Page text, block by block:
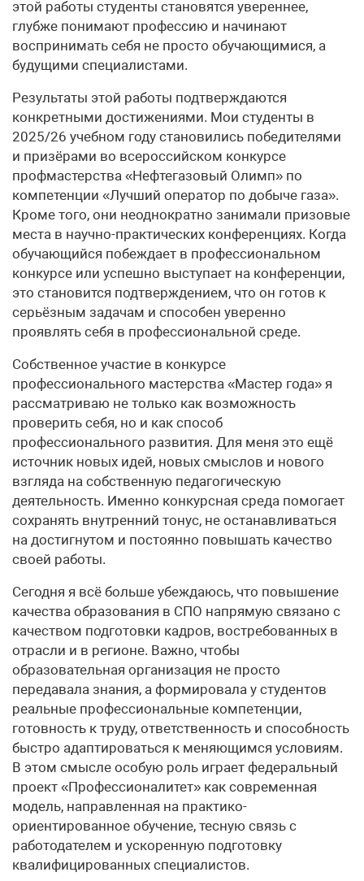
этой работы студенты становятся увереннее,
глубже понимают профессию и начинают
воспринимать себя не просто обучающимися, а
будущими специалистами.
Результаты этой работы подтверждаются
конкретными достижениями. Мои студенты в
2025/26 учебном году становились победителями
и призёрами во всероссийском конкурсе
профмастерства «Нефтегазовый Олимп» по
компетенции «Лучший оператор по добыче газа».
Кроме того, они неоднократно занимали призовые
места в научно-практических конференциях. Когда
обучающийся побеждает в профессиональном
конкурсе или успешно выступает на конференции,
это становится подтверждением, что он готов к
серьёзным задачам и способен уверенно
проявлять себя в профессиональной среде.
Собственное участие в конкурсе
профессионального мастерства «Мастер года» я
рассматриваю не только как возможность
проверить себя, но и как способ
профессионального развития. Для меня это ещё
источник новых идей, новых смыслов и нового
взгляда на собственную педагогическую
деятельность. Именно конкурсная среда помогает
сохранять внутренний тонус, не останавливаться
на достигнутом и постоянно повышать качество
своей работы.
Сегодня я всё больше убеждаюсь, что повышение
качества образования в СПО напрямую связано с
качеством подготовки кадров, востребованных в
отрасли и в регионе. Важно, чтобы
образовательная организация не просто
передавала знания, а формировала у студентов
реальные профессиональные компетенции,
готовность к труду, ответственность и способность
быстро адаптироваться к меняющимся условиям.
В этом смысле особую роль играет федеральный
проект «Профессионалитет» как современная
модель, направленная на практико-
ориентированное обучение, тесную связь с
работодателем и ускоренную подготовку
квалифицированных специалистов.